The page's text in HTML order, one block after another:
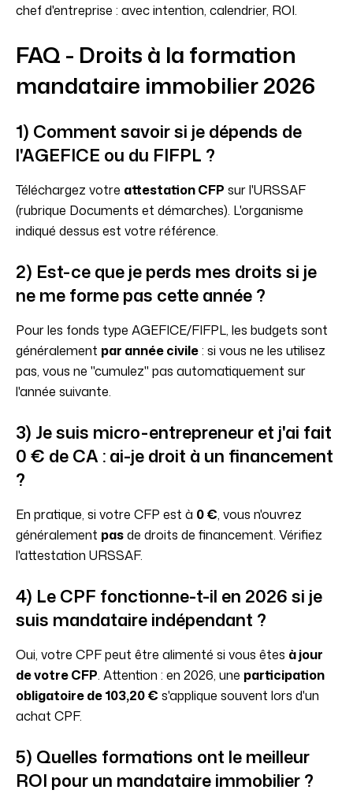
chef d'entreprise : avec intention, calendrier, ROI.
FAQ - Droits à la formation
mandataire immobilier 2026
1) Comment savoir si je dépends de
l'AGEFICE ou du FIFPL ?
Téléchargez votre attestation CFP sur l'URSSAF
(rubrique Documents et démarches). L'organisme
indiqué dessus est votre référence.
2) Est-ce que je perds mes droits si je
ne me forme pas cette année ?
Pour les fonds type AGEFICE/FIFPL, les budgets sont
généralement par année civile: si vous ne les utilisez
pas, vous ne "cumulez" pas automatiquement sur
l'année suivante.
3) Je suis micro-entrepreneur et j'ai fait
0 € de CA : ai-je droit à un financement
?
En pratique, si votre CFP est à 0 €, vous n'ouvrez
généralement pasde droits de financement. Vérifiez
l'attestation URSSAF.
4) Le CPF fonctionne-t-il en 2026 si je
suis mandataire indépendant ?
Oui, votre CPF peut être alimenté si vous êtes à jour
de votre CFP. Attention : en 2026, une participation
obligatoire de 103,20 € s'applique souvent lors d'un
achat CPF.
5) Quelles formations ont le meilleur
ROI pour un mandataire immobilier ?